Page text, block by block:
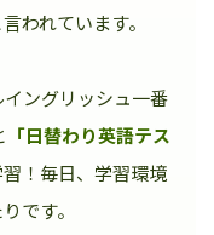
われています。
ングリッシュ一番
「日替わり英語テス
！毎日、学習環境
です。